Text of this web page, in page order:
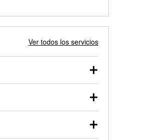
Ver todos los servicios
del vehículo y cargarse en
te ayudará a encontrar
o desmonta el